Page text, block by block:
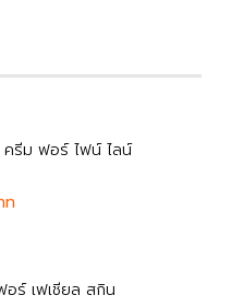
ครีม ฟอร์ ไฟน์ ไลน์
ท
ร์ เฟเชียล สกิน